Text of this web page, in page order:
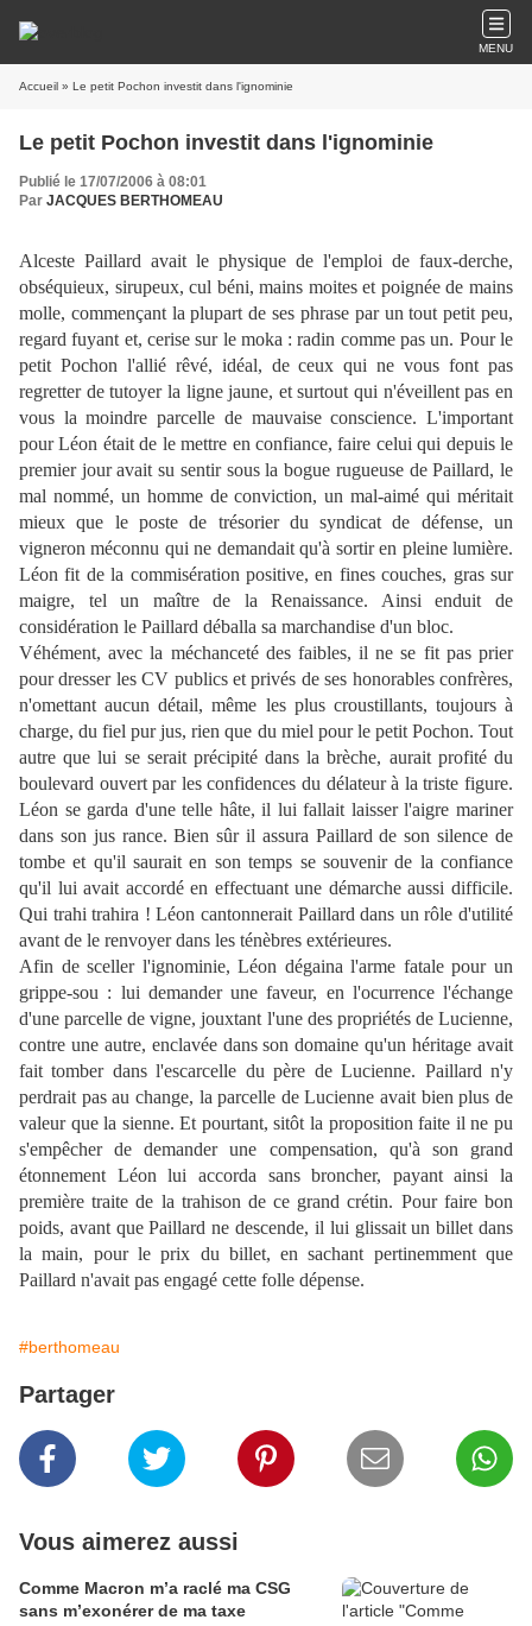
MENU
Accueil » Le petit Pochon investit dans l'ignominie
Le petit Pochon investit dans l'ignominie
Publié le 17/07/2006 à 08:01
Par JACQUES BERTHOMEAU
Alceste Paillard avait le physique de l'emploi de faux-derche,
obséquieux, sirupeux, cul béni, mains moites et poignée de mains
molle, commençant la plupart de ses phrase par un tout petit peu,
regard fuyant et, cerise sur le moka : radin comme pas un. Pour le
petit Pochon l'allié rêvé, idéal, de ceux qui ne vous font pas
regretter de tutoyer la ligne jaune, et surtout qui n'éveillent pas en
vous la moindre parcelle de mauvaise conscience. L'important
pour Léon était de le mettre en confiance, faire celui qui depuis le
premier jour avait su sentir sous la bogue rugueuse de Paillard, le
mal nommé, un homme de conviction, un mal-aimé qui méritait
mieux que le poste de trésorier du syndicat de défense, un
vigneron méconnu qui ne demandait qu'à sortir en pleine lumière.
Léon fit de la commisération positive, en fines couches, gras sur
maigre, tel un maître de la Renaissance. Ainsi enduit de
considération le Paillard déballa sa marchandise d'un bloc.
Véhément, avec la méchanceté des faibles, il ne se fit pas prier
pour dresser les CV publics et privés de ses honorables confrères,
n'omettant aucun détail, même les plus croustillants, toujours à
charge, du fiel pur jus, rien que du miel pour le petit Pochon. Tout
autre que lui se serait précipité dans la brèche, aurait profité du
boulevard ouvert par les confidences du délateur à la triste figure.
Léon se garda d'une telle hâte, il lui fallait laisser l'aigre mariner
dans son jus rance. Bien sûr il assura Paillard de son silence de
tombe et qu'il saurait en son temps se souvenir de la confiance
qu'il lui avait accordé en effectuant une démarche aussi difficile.
Qui trahi trahira ! Léon cantonnerait Paillard dans un rôle d'utilité
avant de le renvoyer dans les ténèbres extérieures.
Afin de sceller l'ignominie, Léon dégaina l'arme fatale pour un
grippe-sou : lui demander une faveur, en l'ocurrence l'échange
d'une parcelle de vigne, jouxtant l'une des propriétés de Lucienne,
contre une autre, enclavée dans son domaine qu'un héritage avait
fait tomber dans l'escarcelle du père de Lucienne. Paillard n'y
perdrait pas au change, la parcelle de Lucienne avait bien plus de
valeur que la sienne. Et pourtant, sitôt la proposition faite il ne pu
s'empêcher de demander une compensation, qu'à son grand
étonnement Léon lui accorda sans broncher, payant ainsi la
première traite de la trahison de ce grand crétin. Pour faire bon
poids, avant que Paillard ne descende, il lui glissait un billet dans
la main, pour le prix du billet, en sachant pertinemment que
Paillard n'avait pas engagé cette folle dépense.
#berthomeau
Partager
Vous aimerez aussi
Comme Macron m’a raclé ma CSG
sans m’exonérer de ma taxe